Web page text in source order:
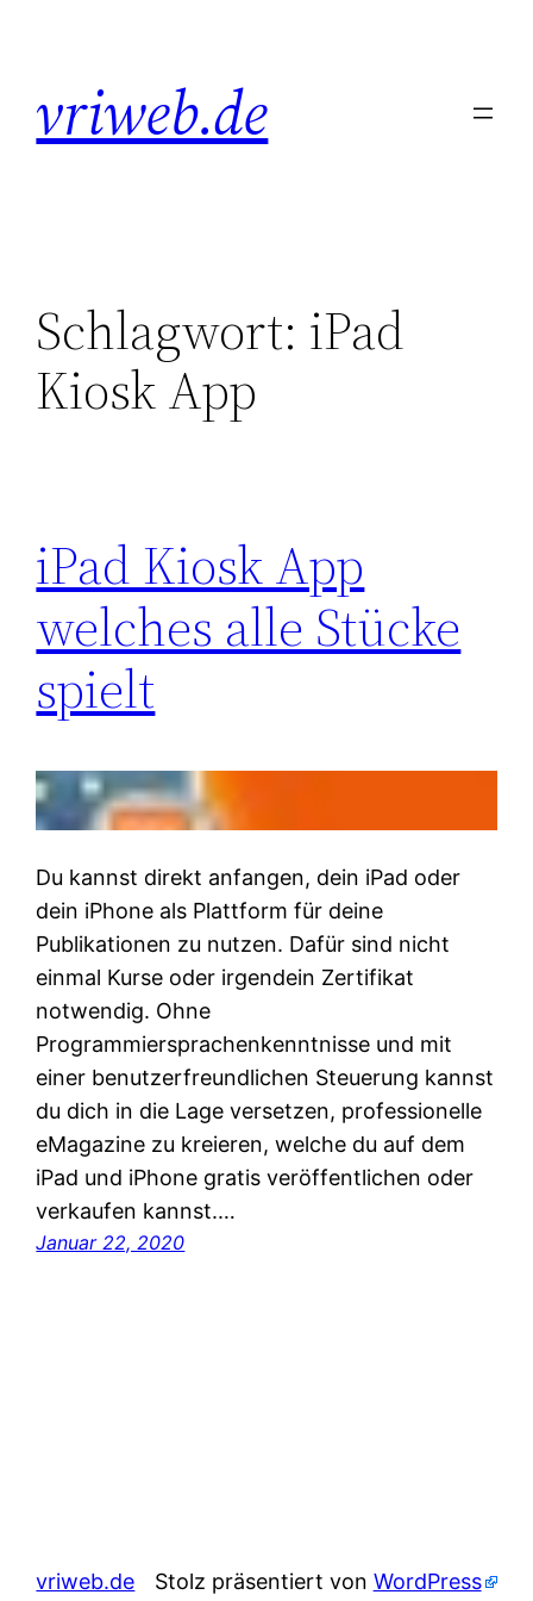
vriweb.de
Schlagwort: iPad
Kiosk App
iPad Kiosk App
welches alle Stücke
spielt
Du kannst direkt anfangen, dein iPad oder
dein iPhone als Plattform für deine
Publikationen zu nutzen. Dafür sind nicht
einmal Kurse oder irgendein Zertifikat
notwendig. Ohne
Programmiersprachenkenntnisse und mit
einer benutzerfreundlichen Steuerung kannst
du dich in die Lage versetzen, professionelle
eMagazine zu kreieren, welche du auf dem
iPad und iPhone gratis veröffentlichen oder
verkaufen kannst.…
Januar 22, 2020
vriweb.de Stolz präsentiert von WordPress